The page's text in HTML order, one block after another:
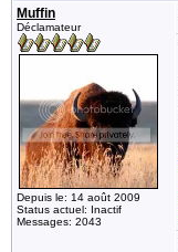
Muffin
Déclamateur
Depuis le: 14 août 2009
Status actuel: Inactif
Messages: 2043